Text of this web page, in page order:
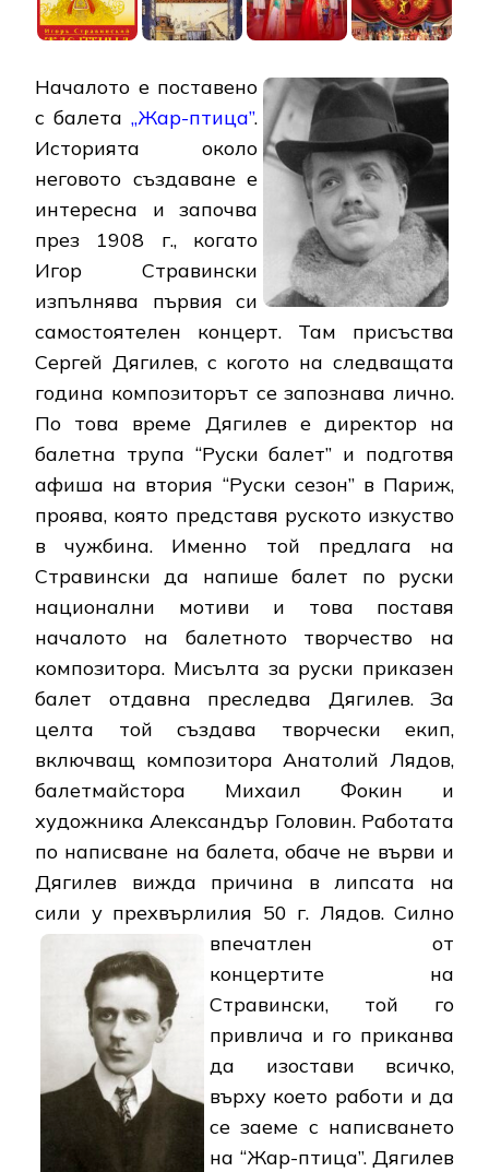
Началото е поставено
с балета „Жар-птица”.
Историята около
неговото създаване е
интересна и започва
през 1908 г., когато
Игор Стравински
изпълнява първия си
самостоятелен концерт. Там присъства
Сергей Дягилев, с когото на следващата
година композиторът се запознава лично.
По това време Дягилев е директор на
балетна трупа “Руски балет” и подготвя
афиша на втория “Руски сезон” в Париж,
проява, която представя руското изкуство
в чужбина. Именно той предлага на
Стравински да напише балет по руски
национални мотиви и това поставя
началото на балетното творчество на
композитора. Мисълта за руски приказен
балет отдавна преследва Дягилев. За
целта той създава творчески екип,
включващ композитора Анатолий Лядов,
балетмайстора Михаил Фокин и
художника Александър Головин. Работата
по написване на балета, обаче не върви и
Дягилев вижда причина в липсата на
сили у прехвърлилия 50 г. Лядов. Силно
впечатлен от
концертите на
Стравински, той го
привлича и го приканва
да изостави всичко,
върху което работи и да
се заеме с написването
на “Жар-птица”. Дягилев